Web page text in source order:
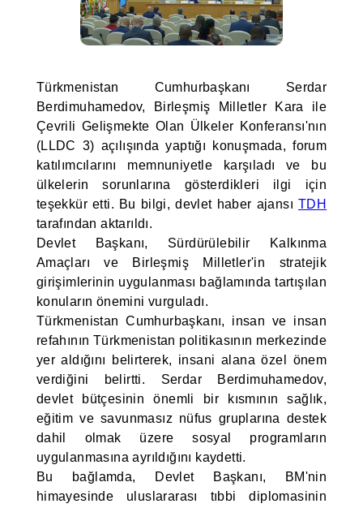
Türkmenistan Cumhurbaşkanı Serdar
Berdimuhamedov, Birleşmiş Milletler Kara ile
Çevrili Gelişmekte Olan Ülkeler Konferansı'nın
(LLDC 3) açılışında yaptığı konuşmada, forum
katılımcılarını memnuniyetle karşıladı ve bu
ülkelerin sorunlarına gösterdikleri ilgi için
teşekkür etti. Bu bilgi, devlet haber ajansı TDH
tarafından aktarıldı.
Devlet Başkanı, Sürdürülebilir Kalkınma
Amaçları ve Birleşmiş Milletler'in stratejik
girişimlerinin uygulanması bağlamında tartışılan
konuların önemini vurguladı.
Türkmenistan Cumhurbaşkanı, insan ve insan
refahının Türkmenistan politikasının merkezinde
yer aldığını belirterek, insani alana özel önem
verdiğini belirtti. Serdar Berdimuhamedov,
devlet bütçesinin önemli bir kısmının sağlık,
eğitim ve savunmasız nüfus gruplarına destek
dahil olmak üzere sosyal programların
uygulanmasına ayrıldığını kaydetti.
Bu bağlamda, Devlet Başkanı, BM'nin
himayesinde uluslararası tıbbi diplomasinin